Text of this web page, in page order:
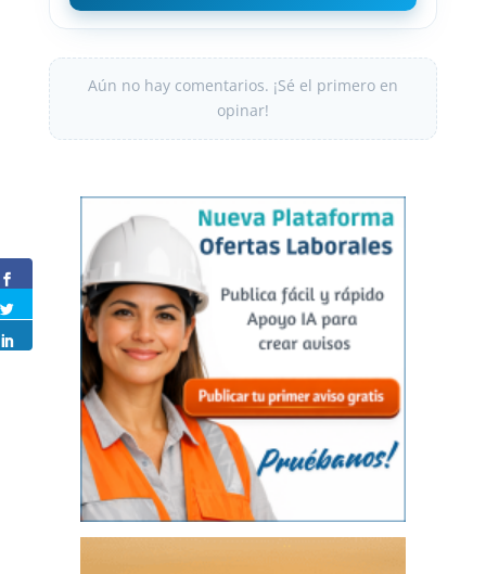
Aún no hay comentarios. ¡Sé el primero en
opinar!